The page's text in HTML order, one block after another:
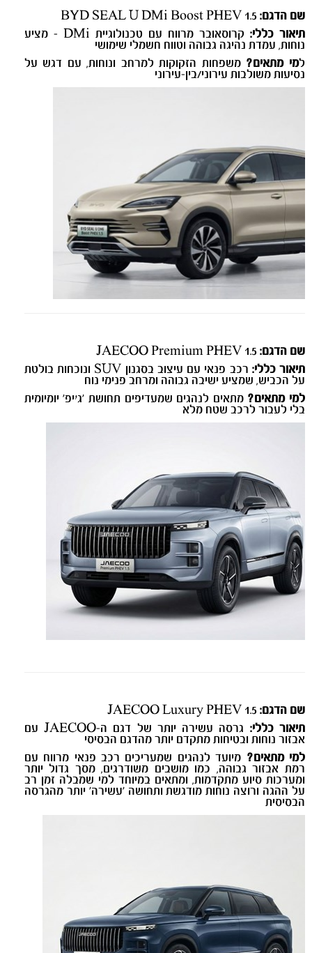
שם הדגם:
תיאור כללי:
קרוסאובר מרווח עם טכנולוגיית DMi - מציע
נוחות, עמדת נהיגה גבוהה וטווח חשמלי שימושי
למי מתאים? משפחות הזקוקות למרחב ונוחות, עם דגש על
נסיעות משולבות עירוני/בין-עירוני
שם הדגם:
תיאור כללי:
רכב פנאי עם עיצוב בסגנון SUV ונוכחות בולטת
על הכביש, שמציע ישיבה גבוהה ומרחב פנימי נוח
למי מתאים? מתאים לנהגים שמעדיפים תחושת ‘ג׳יפ’ יומיומית
בלי לעבור לרכב שטח מלא
שם הדגם:
תיאור כללי:
גרסה עשירה יותר של דגם ה-JAECOO עם
אבזור נוחות ובטיחות מתקדם יותר מהדגם הבסיסי
למי מתאים? מיועד לנהגים שמעריכים רכב פנאי מרווח עם
רמת אבזור גבוהה, כמו מושבים משודרגים, מסך גדול יותר
ומערכות סיוע מתקדמות, ומתאים במיוחד למי שמבלה זמן רב
על ההגה ורוצה נוחות מודגשת ותחושה ‘עשירה’ יותר מהגרסה
הבסיסית